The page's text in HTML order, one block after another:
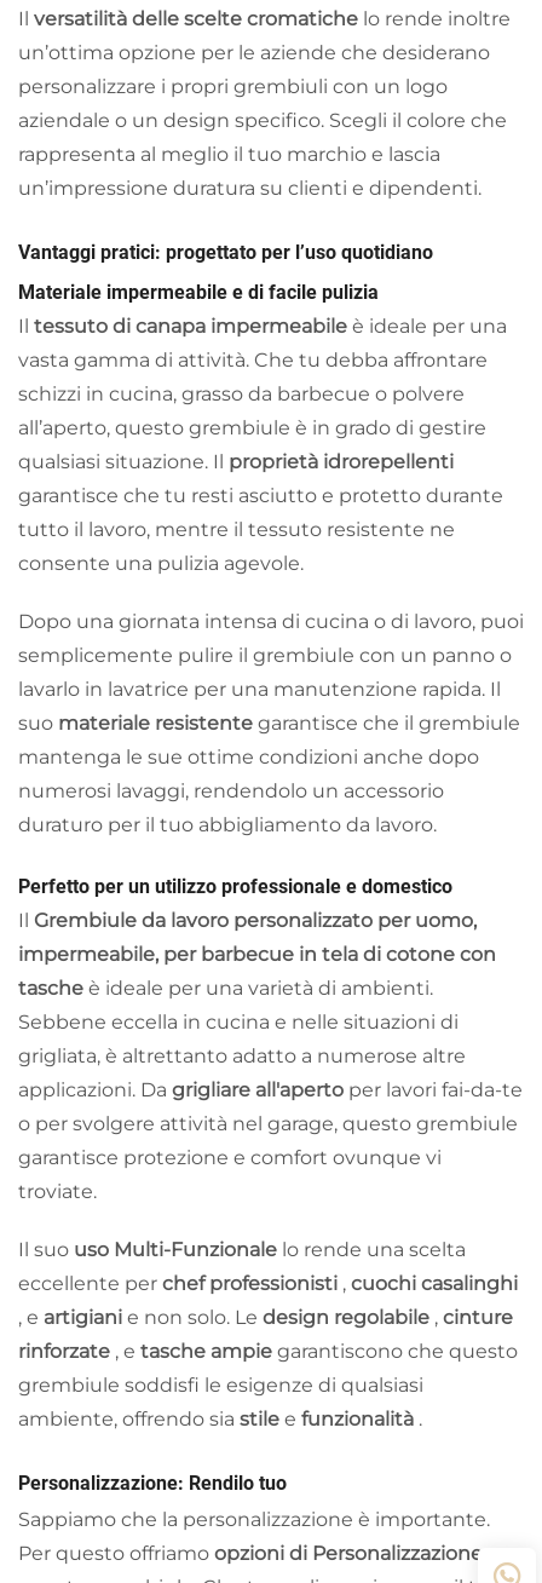
Il versatilità delle scelte cromatiche lo rende inoltre
un’ottima opzione per le aziende che desiderano
personalizzare i propri grembiuli con un logo
aziendale o un design specifico. Scegli il colore che
rappresenta al meglio il tuo marchio e lascia
un’impressione duratura su clienti e dipendenti.
Vantaggi pratici: progettato per l’uso quotidiano
Materiale impermeabile e di facile pulizia
Il tessuto di canapa impermeabile è ideale per una
vasta gamma di attività. Che tu debba affrontare
schizzi in cucina, grasso da barbecue o polvere
all’aperto, questo grembiule è in grado di gestire
qualsiasi situazione. Il proprietà idrorepellenti
garantisce che tu resti asciutto e protetto durante
tutto il lavoro, mentre il tessuto resistente ne
consente una pulizia agevole.
Dopo una giornata intensa di cucina o di lavoro, puoi
semplicemente pulire il grembiule con un panno o
lavarlo in lavatrice per una manutenzione rapida. Il
suo materiale resistente garantisce che il grembiule
mantenga le sue ottime condizioni anche dopo
numerosi lavaggi, rendendolo un accessorio
duraturo per il tuo abbigliamento da lavoro.
Perfetto per un utilizzo professionale e domestico
Il Grembiule da lavoro personalizzato per uomo,
impermeabile, per barbecue in tela di cotone con
tasche è ideale per una varietà di ambienti.
Sebbene eccella in cucina e nelle situazioni di
grigliata, è altrettanto adatto a numerose altre
applicazioni. Da grigliare all'aperto per lavori fai-da-te
o per svolgere attività nel garage, questo grembiule
garantisce protezione e comfort ovunque vi
troviate.
Il suo uso Multi-Funzionale lo rende una scelta
eccellente per chef professionisti , cuochi casalinghi
, e artigiani e non solo. Le design regolabile , cinture
rinforzate , e tasche ampie garantiscono che questo
grembiule soddisfi le esigenze di qualsiasi
ambiente, offrendo sia stile e funzionalità .
Personalizzazione: Rendilo tuo
Sappiamo che la personalizzazione è importante.
Per questo offriamo opzioni di Personalizzazione